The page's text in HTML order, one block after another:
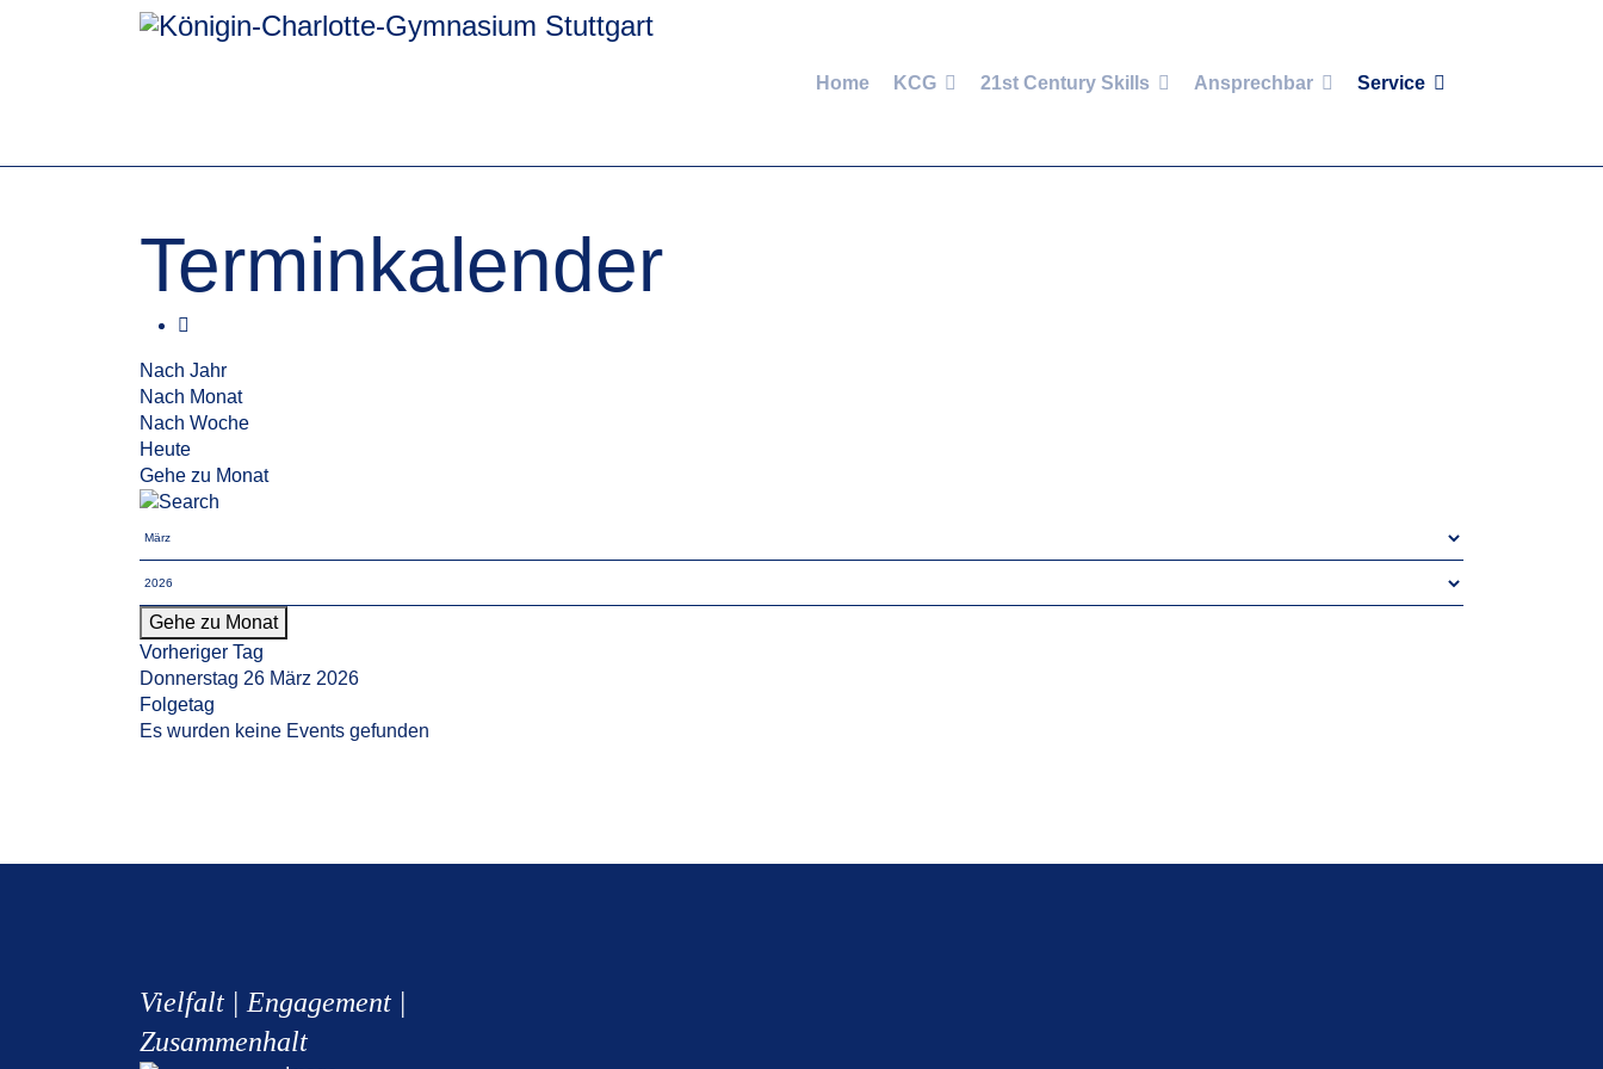
Home KCG 21st Century Skills Ansprechbar Service
Terminkalender
Nach Jahr
Nach Monat
Nach Woche
Heute
Gehe zu Monat
Gehe zu Monat
Vorheriger Tag
Donnerstag 26 März 2026
Folgetag
Es wurden keine Events gefunden
Vielfalt | Engagement |
Zusammenhalt